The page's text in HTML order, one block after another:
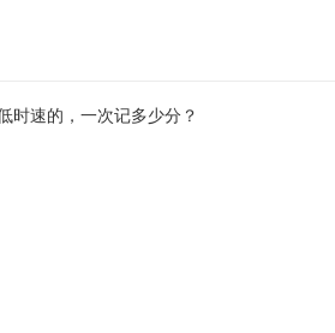
时速的，一次记多少分？